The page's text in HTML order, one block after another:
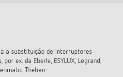
a substituição de interruptores
ex. da Eberle, ESYLUX, Legrand,
Theben